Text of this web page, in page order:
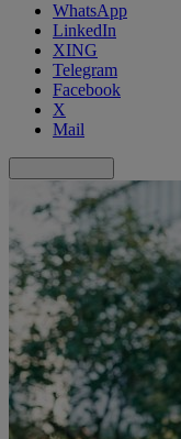
WhatsApp
LinkedIn
XING
Telegram
Facebook
X
Mail